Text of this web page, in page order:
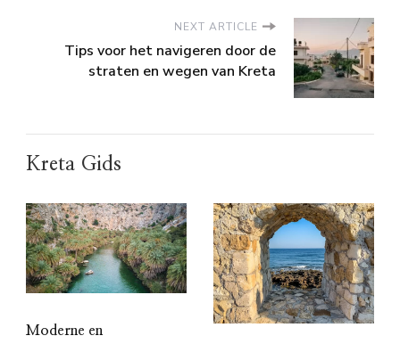
NEXT ARTICLE
Tips voor het navigeren door de
straten en wegen van Kreta
Kreta Gids
Moderne en